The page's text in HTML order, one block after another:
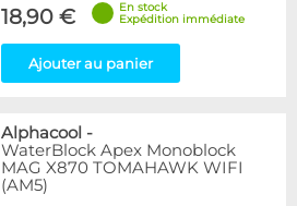
18,90 €
En stock
Expédition immédiate
Ajouter au panier
Alphacool -
WaterBlock Apex Monoblock
MAG X870 TOMAHAWK WIFI
(AM5)